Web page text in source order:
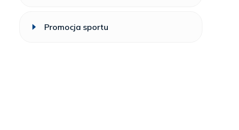
Promocja sportu